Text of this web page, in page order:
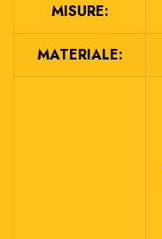
MISURE:
MATERIALE: